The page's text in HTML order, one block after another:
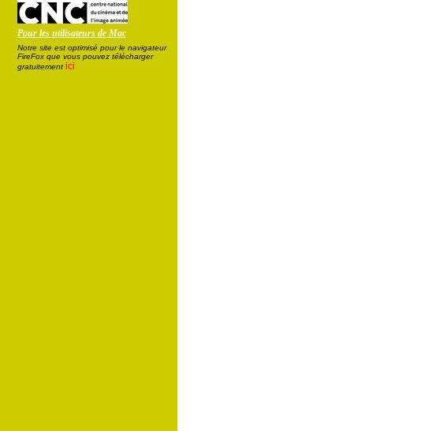
Pour les utilisateurs de Mac
Notre site est optimisé pour le navigateur
FireFox que vous pouvez télécharger
gratuitement ici